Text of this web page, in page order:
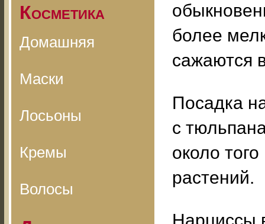
Косметика
Домашняя
Маски
Лосьоны
Кремы
Волосы
более
сажаются
Посадка
с
около
растений.